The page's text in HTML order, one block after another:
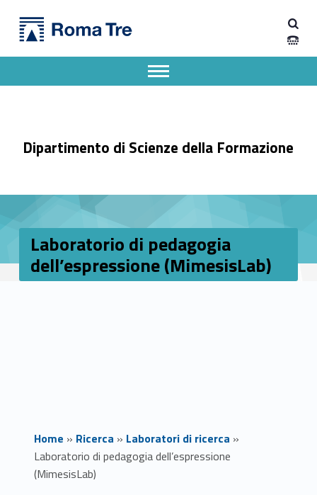
Laboratorio di pedagogia dell’espressione (MimesisLab) - Dipartimento di Scienze della Formazione
Dipartimento di Scienze della Formazione dell'Università degli Studi Roma Tre
Dipartimento di Scienze della Formazione
Apri il menu secondario
Header info sidebar
Laboratorio di pedagogia
dell’espressione (MimesisLab)
Home » Ricerca » Laboratori di ricerca »
Laboratorio di pedagogia dell’espressione
(MimesisLab)